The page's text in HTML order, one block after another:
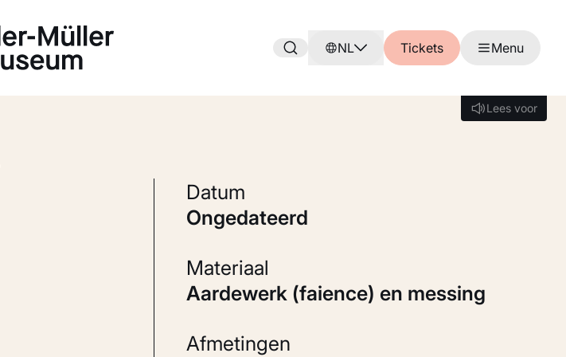
NL Tickets Menu
Lees voor
Lees voor
Datum
ongedateerd
Materiaal
Aardewerk (faience) en messing
Afmetingen